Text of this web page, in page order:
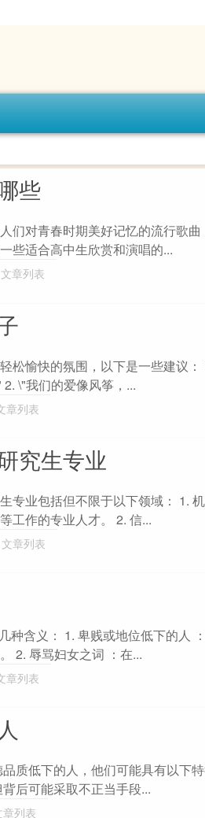
些
们对青春时期美好记忆的流行歌
些适合高中生欣赏和演唱的...
文章列表
松愉快的氛围，以下是一些建议
\"我们的爱像风筝，...
章列表
究生专业
专业包括但不限于以下领域： 1.
工作的专业人才。 2. 信...
文章列表
种含义： 1. 卑贱或地位低下的人
2. 辱骂妇女之词 ：在...
章列表
质低下的人，他们可能具有以下
后可能采取不正当手段...
章列表